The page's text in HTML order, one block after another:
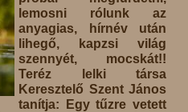
lemosni rólunk az
anyagias, hírnév után
lihegő, kapzsi világ
szennyét, mocskát!!
Teréz lelki társa
Keresztelő Szent János
tanítja: Egy tűzre vetett